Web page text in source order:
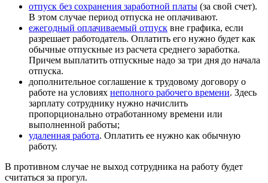
отпуск без сохранения заработной платы (за свой счет).
В этом случае период отпуска не оплачивают.
ежегодный оплачиваемый отпуск вне графика, если
разрешает работодатель. Оплатить его нужно будет как
обычные отпускные из расчета среднего заработка.
Причем выплатить отпускные надо за три дня до начала
отпуска.
дополнительное соглашение к трудовому договору о
работе на условиях неполного рабочего времени. Здесь
зарплату сотруднику нужно начислить
пропорционально отработанному времени или
выполненной работы;
удаленная работа. Оплатить ее нужно как обычную
работу.
В противном случае не выход сотрудника на работу будет
считаться за прогул.